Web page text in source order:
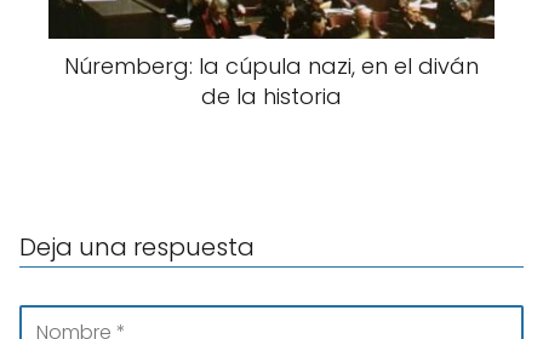
Núremberg: la cúpula nazi, en el diván
de la historia
Deja una respuesta